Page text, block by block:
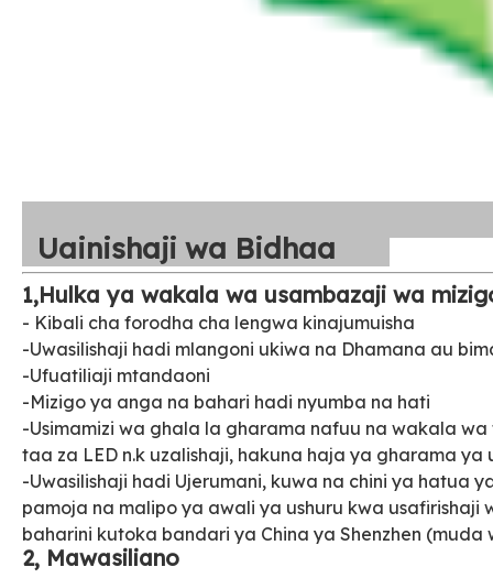
Uainishaji wa Bidhaa
1,Hulka ya wakala wa usambazaji wa
- Kibali cha forodha cha lengwa kinajumuisha
-Uwasilishaji hadi mlangoni ukiwa na Dhamana au
-Ufuatiliaji mtandaoni
-Mizigo ya anga na bahari hadi nyumba na hati
-Usimamizi wa ghala la gharama nafuu na wakala
taa za LED n.k uzalishaji, hakuna haja ya gharama
-Uwasilishaji hadi Ujerumani, kuwa na chini ya hatua
pamoja na malipo ya awali ya ushuru kwa
baharini kutoka bandari ya China ya Shenzhen (muda
2, Mawasiliano